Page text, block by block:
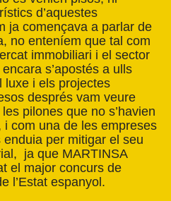
d’aquestes
ja començava a parlar de
no enteníem que tal com
immobiliari i el sector
s’apostés a ulls
luxe i els projectes
després vam veure
pilones que no s’havien
i com una de les empreses
per mitigar el seu
ja que MARTINSA
el major concurs de
l’Estat espanyol.